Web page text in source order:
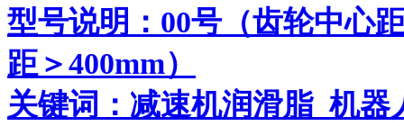
型号说明：00号（齿轮中心
距＞400mm）
关键词：减速机润滑脂_机